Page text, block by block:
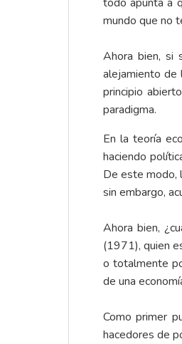
mundo que no
Ahora bien, si
alejamiento de
principio
paradigma.
En la teoría
haciendo
De este modo,
sin embargo,
Ahora bien,
(1971), quien
o totalmente
de una
Como primer
hacedores de